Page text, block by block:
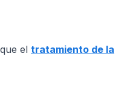
el tratamiento de la